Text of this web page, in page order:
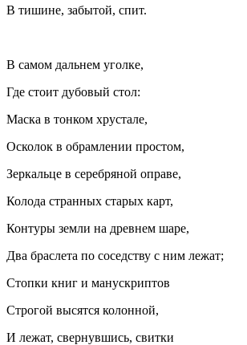
В тишине, забытой, спит.
В самом дальнем уголке,
Где стоит дубовый стол:
Маска в тонком хрустале,
Осколок в обрамлении простом,
Зеркальце в серебряной оправе,
Колода странных старых карт,
Контуры земли на древнем шаре,
Два браслета по соседству с ним лежат;
Стопки книг и манускриптов
Строгой высятся колонной,
И лежат, свернувшись, свитки